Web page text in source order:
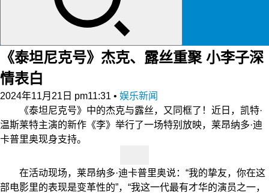
《泰坦尼克号》杰克、露丝重聚 小李子深
情表白
2024年11月21日 pm11:31 • 娱乐新闻
《泰坦尼克号》中的杰克与露丝，又同框了！近日，凯特·
温斯莱特主演的新作《李》举行了一场特别放映，莱昂纳多·迪
卡普里奥现身支持。
在活动现场，莱昂纳多·迪卡普里奥说：“我的挚友，你在这
部电影里的表现是变革性的”，“我这一代最有才华的演员之一，